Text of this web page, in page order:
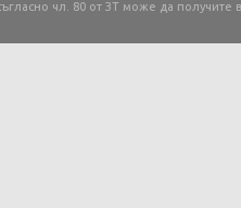
чл. 80 от ЗТ може да получите